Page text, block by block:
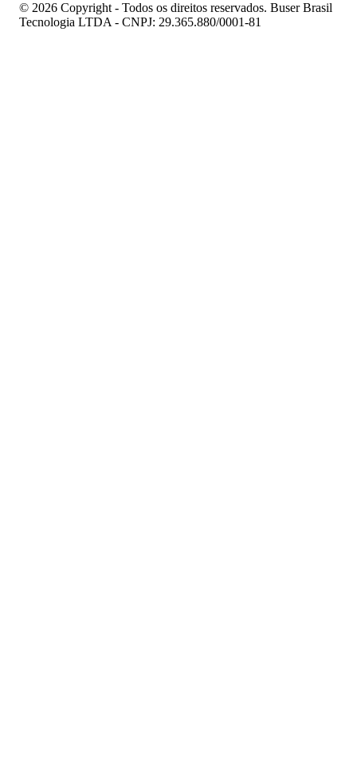
© 2026 Copyright - Todos os direitos reservados. Buser Brasil
Tecnologia LTDA - CNPJ: 29.365.880/0001-81